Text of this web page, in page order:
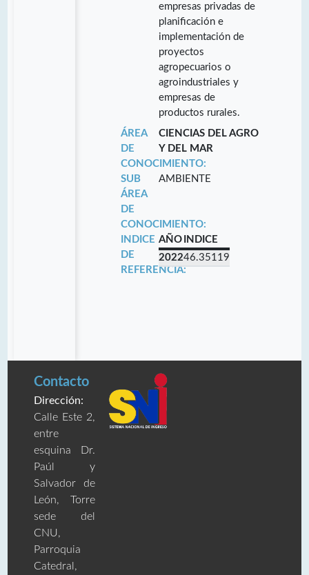
empresas privadas de
planificación e
implementación de
proyectos
agropecuarios o
agroindustriales y
empresas de
productos rurales.
ÁREA
DE
CONOCIMIENTO:
CIENCIAS DEL AGRO
Y DEL MAR
SUB
ÁREA
DE
CONOCIMIENTO:
AMBIENTE
INDICE
DE
REFERENCIA:
AÑO INDICE
202246.35119
Contacto
Dirección:
Calle Este 2,
entre
esquina Dr.
Paúl y
Salvador de
León, Torre
sede del
CNU,
Parroquia
Catedral,